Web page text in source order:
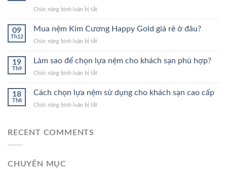
Happy
1M
Chức năng bình luận bị tắtở
nệm
su
Cương
giá
bao
09
Th12
Mua nệm Kim Cương Happy Gold giá rẻ ở đâu?
Chức năng bình luận bị tắtở
nệm
Kim
Cương
Gold
19
Th9
Làm sao để chọn lựa nệm cho khách sạn phù hợp?
Chức năng bình luận bị tắtở
chọn
18
Th8
Cách chọn lựa nệm sử dụng cho khách sạn cao cấp
Chức năng bình luận bị tắtở
RECENT COMMENTS
CHUYÊN MỤC